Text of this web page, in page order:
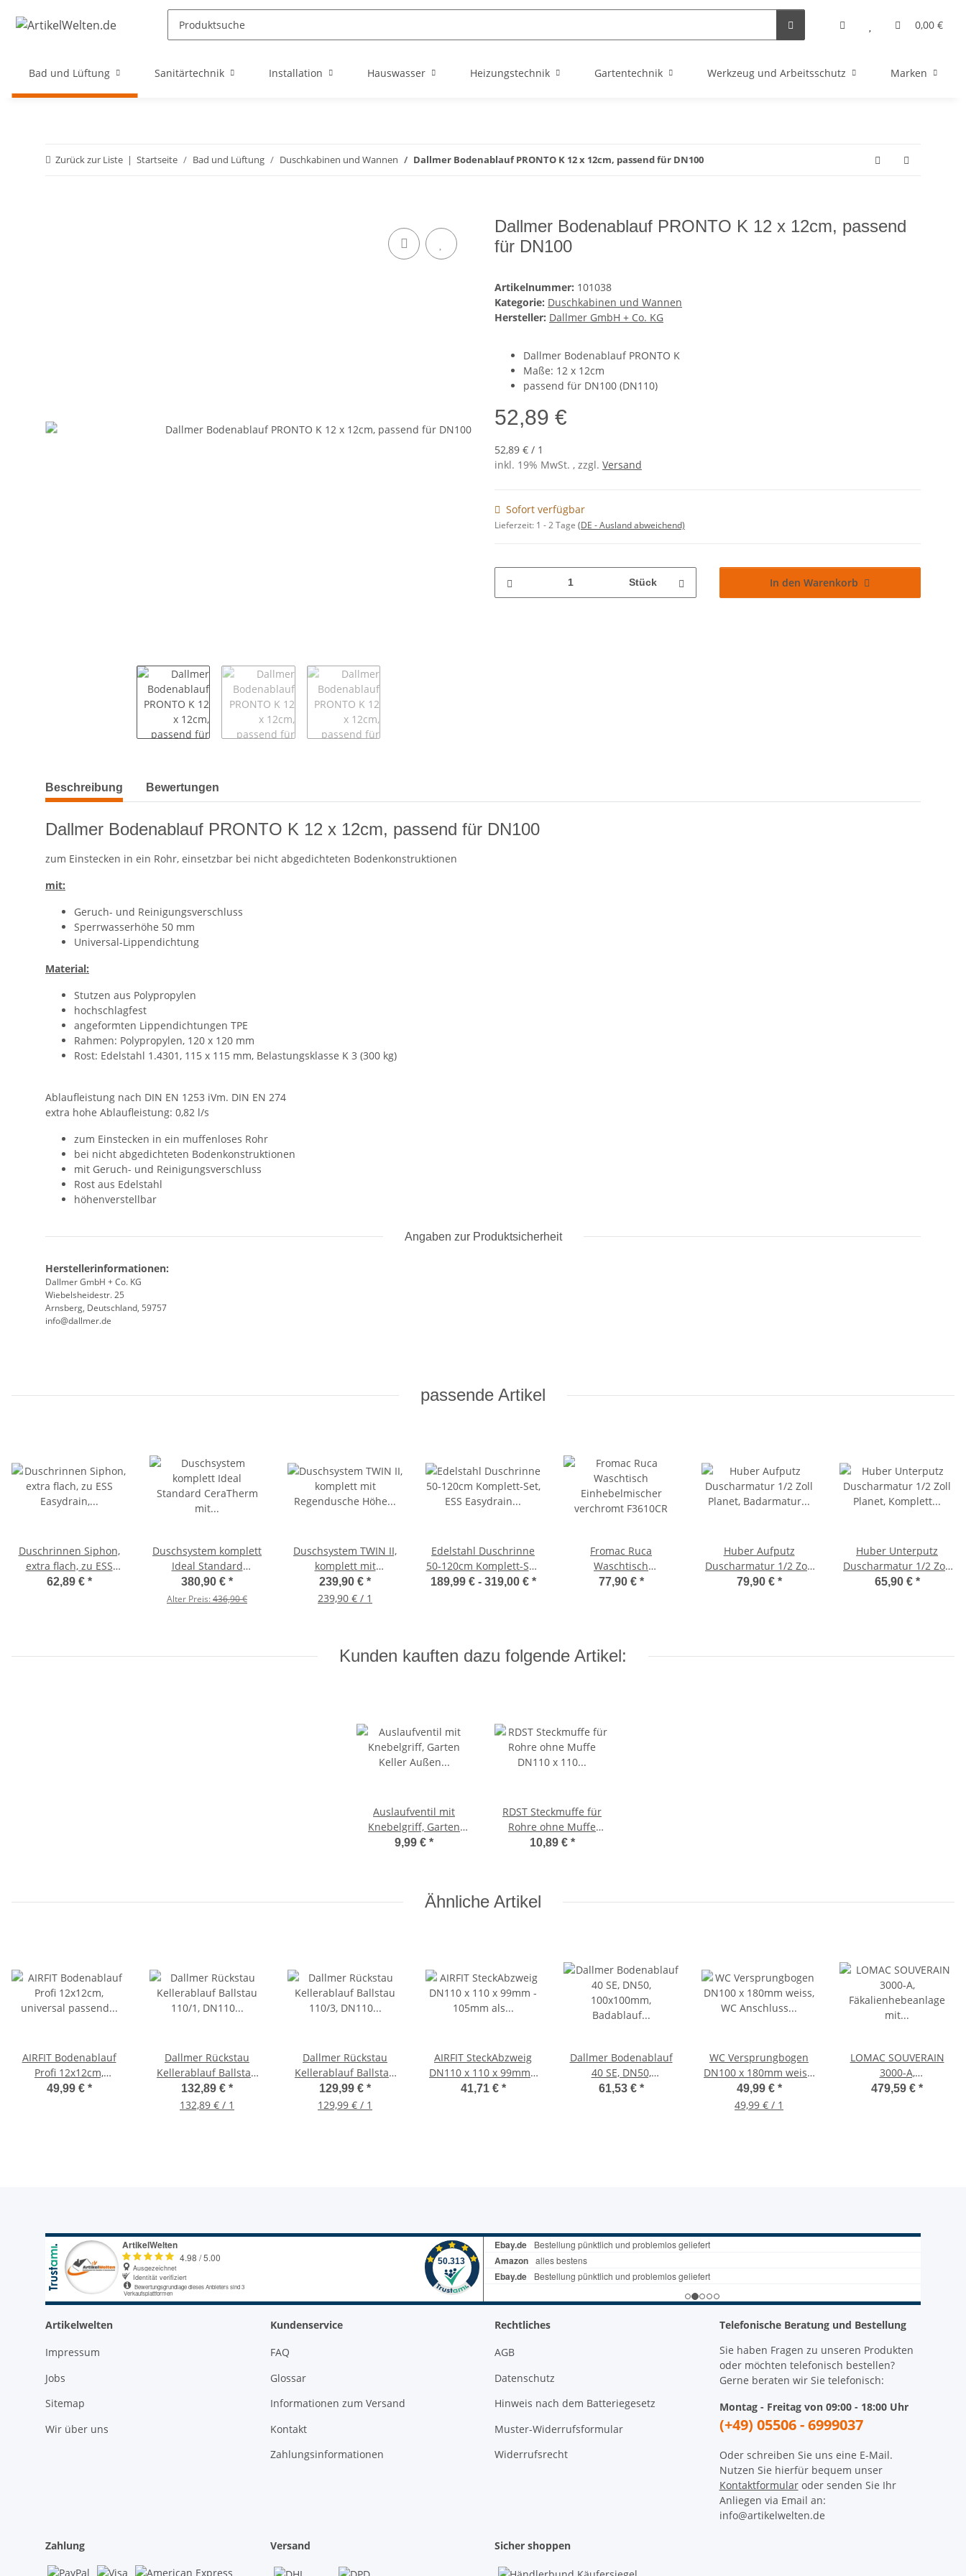
0,00 €
Bad und Lüftung Sanitärtechnik Installation Hauswasser Heizungstechnik Gartentechnik Werkzeug und Arbeitsschutz Marken
Zurück zur Liste Startseite Bad und Lüftung Duschkabinen und Wannen Dallmer Bodenablauf PRONTO K 12 x 12cm, passend für DN100
Dallmer Bodenablauf PRONTO K 12 x 12cm, passend
für DN100
Artikelnummer: 101038
Kategorie: Duschkabinen und Wannen
Hersteller: Dallmer GmbH + Co. KG
Dallmer Bodenablauf PRONTO K
Maße: 12 x 12cm
passend für DN100 (DN110)
52,89 €
52,89 € / 1
inkl. 19% MwSt. , zzgl. Versand
Sofort verfügbar
Lieferzeit: 1 - 2 Tage (DE - Ausland abweichend)
Stück In den Warenkorb
weitere Registerkarten anzeigen
Beschreibung Bewertungen
Dallmer Bodenablauf PRONTO K 12 x 12cm, passend für DN100
zum Einstecken in ein Rohr, einsetzbar bei nicht abgedichteten Bodenkonstruktionen
mit:
Geruch- und Reinigungsverschluss
Sperrwasserhöhe 50 mm
Universal-Lippendichtung
Material:
Stutzen aus Polypropylen
hochschlagfest
angeformten Lippendichtungen TPE
Rahmen: Polypropylen, 120 x 120 mm
Rost: Edelstahl 1.4301, 115 x 115 mm, Belastungsklasse K 3 (300 kg)
Ablaufleistung nach DIN EN 1253 iVm. DIN EN 274
extra hohe Ablaufleistung: 0,82 l/s
zum Einstecken in ein muffenloses Rohr
bei nicht abgedichteten Bodenkonstruktionen
mit Geruch- und Reinigungsverschluss
Rost aus Edelstahl
höhenverstellbar
Angaben zur Produktsicherheit
Herstellerinformationen:
Dallmer GmbH + Co. KG
Wiebelsheidestr. 25
Arnsberg, Deutschland, 59757
info@dallmer.de
passende Artikel
Duschrinnen Siphon,
extra flach, zu ESS
Easydrain, Höhe 50mm,
62,89 € *
Duschsystem komplett
Ideal Standard
CeraTherm mit
Brausethermostat AP
380,90 € *
Alter Preis:436,90 €
Duschsystem TWIN II,
komplett mit
Regendusche Höhe
variabel, hochwertig
239,90 € *
239,90 € / 1
Edelstahl Duschrinne
50-120cm Komplett-Set,
ESS Easydrain zum
189,99 € - 319,00 € *
Fromac Ruca
Waschtisch
Einhebelmischer
77,90 € *
Huber Aufputz
Duscharmatur 1/2 Zoll
Planet, Badarmatur
79,90 € *
Huber Unterputz
Duscharmatur 1/2 Zoll
Planet, Komplett Set
65,90 € *
Kunden kauften dazu folgende Artikel:
Auslaufventil mit
Knebelgriff, Garten
Keller Außen
9,99 € *
RDST Steckmuffe für
Rohre ohne Muffe
DN110 x 110 für HT
10,89 € *
Ähnliche Artikel
AIRFIT Bodenablauf
Profi 12x12cm,
universal passend für
49,99 € *
Dallmer Rückstau
Kellerablauf Ballstau
110/1, DN110 mit DN50
Zulauf Bodenablauf
132,89 € *
132,89 € / 1
Dallmer Rückstau
Kellerablauf Ballstau
110/3, DN110 x DN70
Zulauf + 2
129,99 € *
129,99 € / 1
AIRFIT SteckAbzweig
DN110 x 110 x 99mm -
105mm als
41,71 € *
Dallmer Bodenablauf
40 SE, DN50,
100x100mm, Badablauf
61,53 € *
WC Versprungbogen
DN100 x 180mm weiss,
WC Anschluss
waagerecht
49,99 € *
49,99 € / 1
LOMAC SOUVERAIN
3000-A,
Fäkalienhebeanlage mit
479,59 € *
Artikelwelten
Impressum
Jobs
Sitemap
Wir über uns
Kundenservice
FAQ
Glossar
Informationen zum Versand
Kontakt
Zahlungsinformationen
Rechtliches
AGB
Datenschutz
Hinweis nach dem Batteriegesetz
Muster-Widerrufsformular
Widerrufsrecht
Telefonische Beratung und Bestellung
Sie haben Fragen zu unseren Produkten
oder möchten telefonisch bestellen?
Gerne beraten wir Sie telefonisch:
Montag - Freitag von 09:00 - 18:00 Uhr
(+49) 05506 - 6999037
Oder schreiben Sie uns eine E-Mail.
Nutzen Sie hierfür bequem unser
Kontaktformularoder senden Sie Ihr
Anliegen via Email an:
info@artikelwelten.de
Zahlung Versand Sicher shoppen